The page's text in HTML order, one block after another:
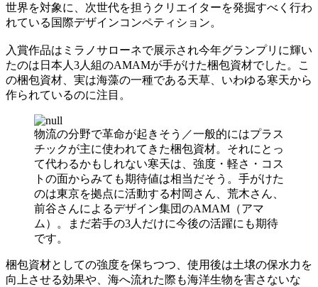
世界を対象に、次世代を担うクリエイターを発掘すべく行わ
れている国際デザインコンペティション。
入賞作品はミラノサローネで展示され今年グランプリに輝い
たのは日本人3人組のAMAMが手がけた梱包資材でした。こ
の梱包資材、実は海藻の一種である天草、いわゆる寒天から
作られているのに注目。
物流の分野で革命が起きそう／一般的にはプラス
チックが主に使われてきた梱包資材。それにとっ
て代わるかもしれない寒天は、強度・軽さ・コス
トの面からみても期待値は相当だそう。手がけた
のは東京を拠点に活動する村岡さん、荒木さん、
前谷さんによるデザイン集団のAMAM（アマ
ム）。まだ若手の3人だけに今後の活躍にも期待
です。
梱包資材としての強度を保ちつつ、使用後は土壌の保水力を
向上させる効果や、海へ流れた際も海洋生物を害さないな